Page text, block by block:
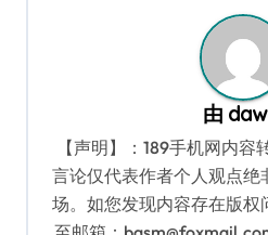
由
【声明】：189手机网内
言论仅代表作者个人观点绝
场。如您发现内容存在版权